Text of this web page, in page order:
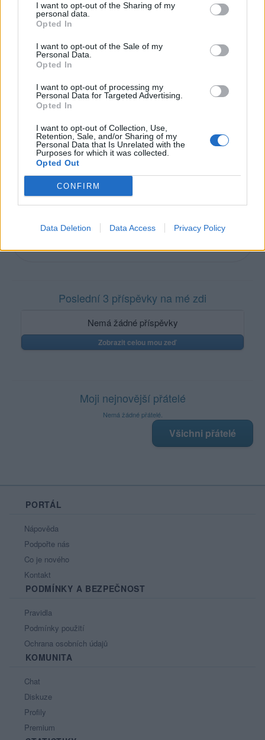
I want to opt-out of the Sharing of my
personal data.
Opted In
I want to opt-out of the Sale of my
Personal Data.
Opted In
I want to opt-out of processing my
Personal Data for Targeted Advertising.
Opted In
I want to opt-out of Collection, Use,
Retention, Sale, and/or Sharing of my
Personal Data that Is Unrelated with the
Purposes for which it was collected.
Opted Out
CONFIRM
Data Deletion Data Access Privacy Policy
Informace o profilu a chatu
Online: Není nikde online
Naposledy aktivní
Počet přátel
Profil zobrazen: 85x
Sledované diskuze:Informace pro uživatele
Poslední 3 příspěvky na mé zdi
Nemá žádné příspěvky
Zobrazit celou mou zeď
Moji nejnovější přátelé
Nemá žádné přátelé.
Všichni přátelé
PORTÁL
Nápověda
Podpořte nás
Co je nového
Kontakt
PODMÍNKY A BEZPEČNOST
Pravidla
Podmínky použití
Ochrana osobních údajů
KOMUNITA
Chat
Diskuze
Profily
Premium